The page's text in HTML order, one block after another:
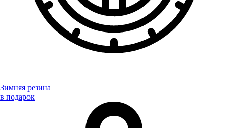
Зимняя резина
в подарок